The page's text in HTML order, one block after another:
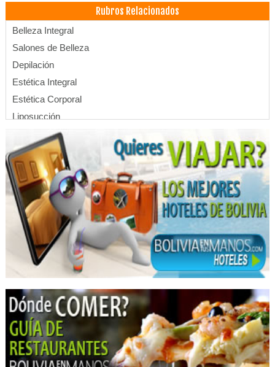
Rubros Relacionados
Belleza Integral
Salones de Belleza
Depilación
Estética Integral
Estética Corporal
Liposucción
Masajes Terapéuticos
Lápidas
Funerarias
Previsoras
Cementerio de Mascotas
Servicios Exequiales
Ataudes
Funerales
Cementerios
Salones Velatorios
Cremaciones
Cafeterías
Restaurantes: Comida Criolla
Restaurantes